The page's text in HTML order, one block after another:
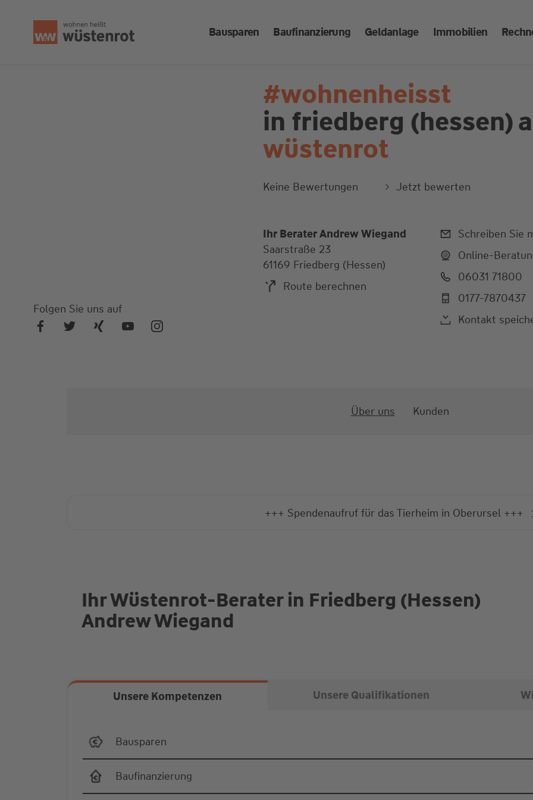
Bausparen Baufinanzierung Geldanlage Immobilien
Folgen Sie uns auf
#wohnenheisst
in friedberg (hessen)
wüstenrot
Keine Bewertungen Jetzt bewerten
Ihr Berater Andrew Wiegand
Saarstraße 23
61169 Friedberg (Hessen)
Route berechnen
Schreiben Sie
Online-
06031 71800
0177-7870437
Kontakt
Über uns Kunden
+++ Spendenaufruf für das Tierheim in Oberursel +++
Ihr Wüstenrot-Berater in Friedberg (Hessen)
Andrew Wiegand
Unsere Kompetenzen Unsere Qualifikationen
Bausparen
Baufinanzierung